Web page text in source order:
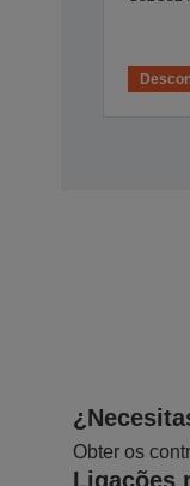
Obter os
Ligações